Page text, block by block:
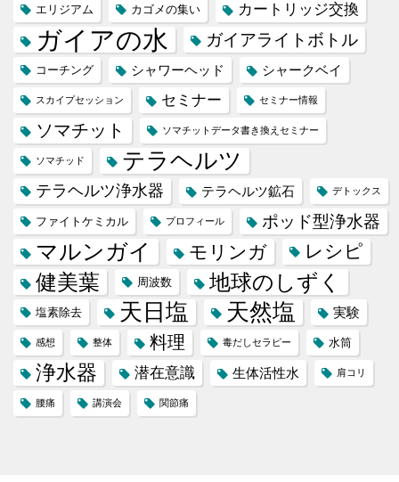
エリジアム カゴメの集い カートリッジ交換
ガイアの水 ガイアライトボトル
コーチング シャワーヘッド シャークベイ
スカイプセッション セミナー セミナー情報
ソマチット ソマチットデータ書き換えセミナー
ソマチッド テラヘルツ
テラヘルツ浄水器 テラヘルツ鉱石 デトックス
ファイトケミカル プロフィール ポッド型浄水器
マルンガイ モリンガ レシピ
健美葉 周波数 地球のしずく
塩素除去 天日塩 天然塩 実験
感想 整体 料理 毒だしセラピー 水筒
浄水器 潜在意識 生体活性水 肩コリ
腰痛 講演会 関節痛